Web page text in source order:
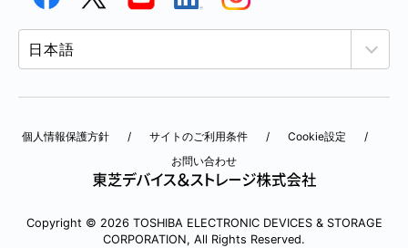
個人情報保護方針 サイトのご利用条件
Cookie設定
お問い合わせ
Copyright © 2026 TOSHIBA ELECTRONIC DEVICES & STORAGE
CORPORATION, All Rights Reserved.